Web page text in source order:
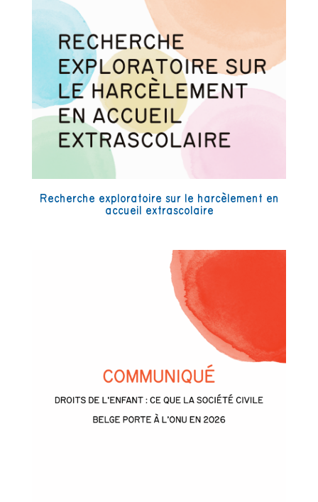
Recherche exploratoire sur le harcèlement en
accueil extrascolaire